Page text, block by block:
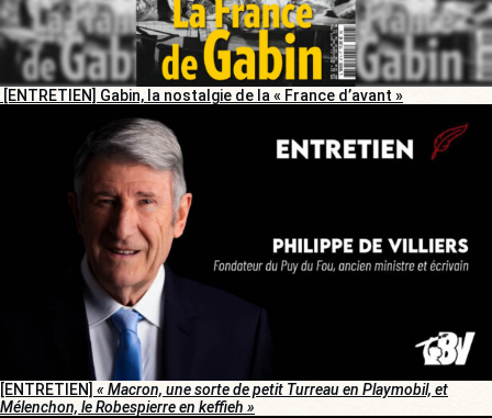
[ENTRETIEN] Gabin, la nostalgie de la « France d’avant »
[ENTRETIEN] « Macron, une sorte de petit Turreau en Playmobil, et
Mélenchon, le Robespierre en keffieh »